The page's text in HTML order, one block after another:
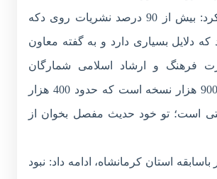
شیریان اظهار کرد: بیش از 90 درصد نشریات روی دکه
دلایل بسیاری دارد و به گفته معاون
فرهنگ و ارشاد اسلامی شمارگان
نشریات کشور 900 هزار نسخه است که حدود 400 هزار
است؛ تو خود حدیث مفصل بخوان از
باسابقه استان کرمانشاه، ادامه داد: نبود